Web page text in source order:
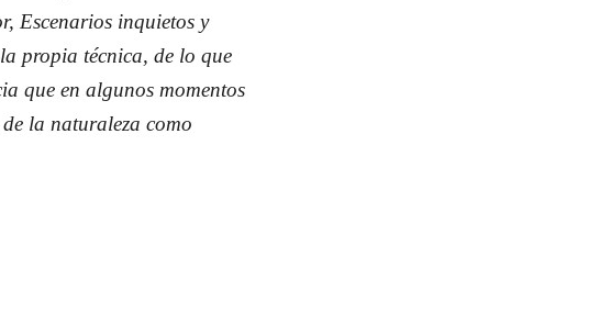
Escenarios inquietos y
propia técnica, de lo que
que en algunos momentos
la naturaleza como